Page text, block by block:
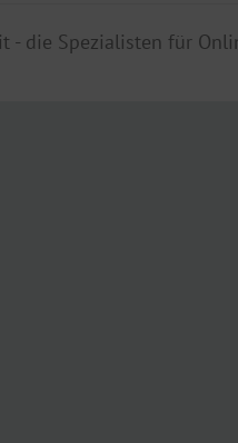
- die Spezialisten für